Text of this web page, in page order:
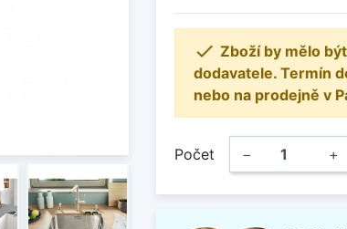
 Zboží by mělo
dodavatele. Termín
nebo na prodejně v
Počet − +